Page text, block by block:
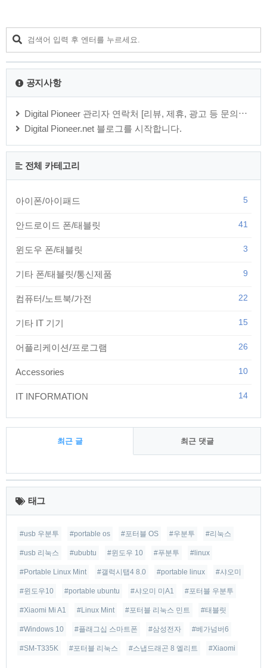
공지사항
Digital Pioneer 관리자 연락처 [리뷰, 제휴, 광고 등 문의⋯
Digital Pioneer.net 블로그를 시작합니다.
전체 카테고리
아이폰/아이패드 5
안드로이드 폰/태블릿 41
윈도우 폰/태블릿 3
기타 폰/태블릿/통신제품 9
컴퓨터/노트북/가전 22
기타 IT 기기 15
어플리케이션/프로그램 26
Accessories 10
IT INFORMATION 14
최근 글 최근 댓글
최
근
글 태그
#usb 우분투 #portable os #포터블 OS #우분투 #리눅스
#usb 리눅스 #ububtu #윈도우 10 #푸분투 #linux
#Portable Linux Mint #갤럭시탭4 8.0 #portable linux #샤오미
#윈도우10 #portable ubuntu #샤오미 미A1 #포터블 우분투
#Xiaomi Mi A1 #Linux Mint #포터블 리눅스 민트 #태블릿
#Windows 10 #플래그십 스마트폰 #삼성전자 #베가넘버6
#SM-T335K #포터블 리눅스 #스냅드래곤 8 엘리트 #Xiaomi